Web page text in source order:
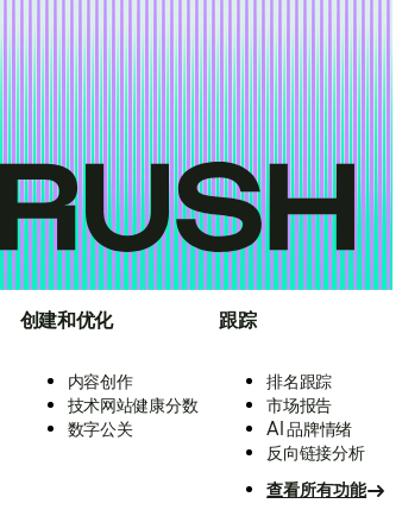
创建和优化
内容创作
技术网站健康分数
数字公关
跟踪
排名跟踪
市场报告
AI 品牌情绪
反向链接分析
查看所有功能